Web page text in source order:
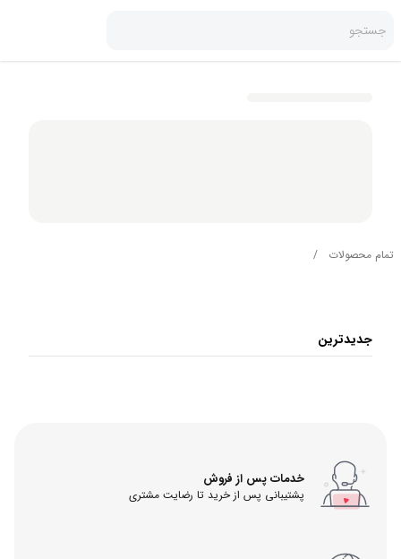
جستجو
تمام محصولات /
جدیدترین
خدمات پس از فروش
پشتیبانی پس از خرید تا رضایت مشتری